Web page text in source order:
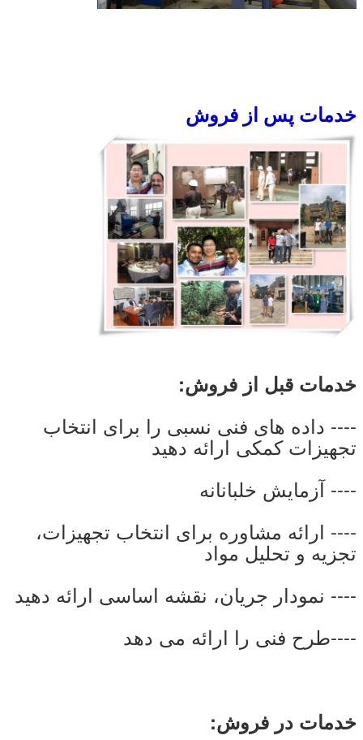
خدمات پس از فروش
خدمات قبل از فروش:
---- داده های فنی نسبی را برای انتخاب
تجهیزات کمکی ارائه دهید
---- آزمايش خلبانانه
---- ارائه مشاوره برای انتخاب تجهیزات،
تجزیه و تحلیل مواد
---- نمودار جریان، نقشه اساسی ارائه دهید
----طرح فنی را ارائه می دهد
خدمات در فروش: